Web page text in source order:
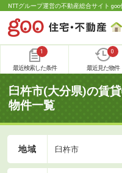
NTTグループ運営の不動産総合サイト
1
最近検索した条件
0
最近見た物件
臼杵市(大分県)の賃
物件一覧
地域 臼杵市